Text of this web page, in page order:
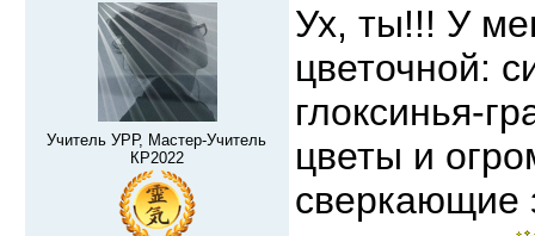
Учитель УРР, Мастер-Учитель
КР2022
Ух, ты!!! У
цветочной:
глоксинья-
цветы и
сверкающие